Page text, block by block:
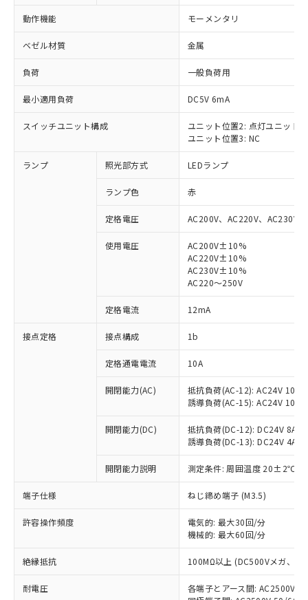
動作機能 モーメンタリ
ベゼル材質 金属
負荷 一般負荷用
最小適用負荷 DC5V 6mA
スイッチユニット構成
ユニット位置2: 点灯ユニット
ユニット位置3: NC
ランプ 照光部方式 LEDランプ
ランプ色 赤
定格電圧 AC200V、AC220V、AC230V
使用電圧
AC200V±10%
AC220V±10%
AC230V±10%
AC220～250V
定格電流 12mA
接点定格 接点構成 1b
定格通電電流 10A
開閉能力(AC)
抵抗負荷(AC-12): AC24V 10A/
誘導負荷(AC-15): AC24V
開閉能力(DC)
抵抗負荷(DC-12): DC24V 8A/
誘導負荷(DC-13): DC24V 4A/
開閉能力説明 測定条件: 周囲温度 20±2℃、
端子仕様 ねじ締め端子 (M3.5)
許容操作頻度
電気的: 最大30回/分
機械的: 最大60回/分
絶縁抵抗 100MΩ以上 (DC500Vメガ、点
耐電圧
各端子とアース間: AC2500V
ご利用条件
以下の条件をお読みいただき、同意のうえ
本サービスは、当社制御機器事業取扱
商品の当社在庫状況および標準価格
(税抜)を提供させていただくもので
当社制御機器事業取扱商品の中には、
本サービスの対象外となる商品もある
ことをご了承ください。
在庫状況および標準価格照会結果は、
記載している更新日時点での社内デー
タに基づき作成されるものであり、閲
準価格とは異なる場合があることをご
対応済み：EU RoHS指令（10物質）の
非含有に対応した製品が提供可能な商品で
対応予定：EU RoHS指令（10物質）の非含
有に対応した製品に切り替える予定のある
対応予定なし：EU RoHS指令（10物質）の
非含有に非対応の商品で、対応品を出す予
調査・確認中：EU RoHS指令（10物質）の
非含有の対応状況を調査中または確認中の
非該当品：ライセンス料など無形物で、有
害物質有無と関係のない商品です。
仕入先様の事情により、非含有部品として
いたものが、含有品と判明した場合などや
むを得ず変更することがあります。
*EU RoHS指令（10物質）：
鉛(Pb) 1000ppm以下、 水銀(Hg) 1000ppm以下、 カド
六価クロム(Cr(Ⅵ)) 1000ppm以下、ポリ臭化ビフェニル
「○」：最大均質材料含有率が中国RoHSの
基準値以下であることを示します。
「×」：最大均質材料含有率が中国RoHSの
基準値を超えていることを示します。
「－」：未確認です。当社販売部門へお問
当社は、これら貴社製品のうち、外国
為替および外国貿易法に定める商品
（以下｢規制貨物等」という）を輸出
または国外への提供する場合は、日本
国政府の輸出許可(または役務取引許
可)を取得するなどの必要な手続きを